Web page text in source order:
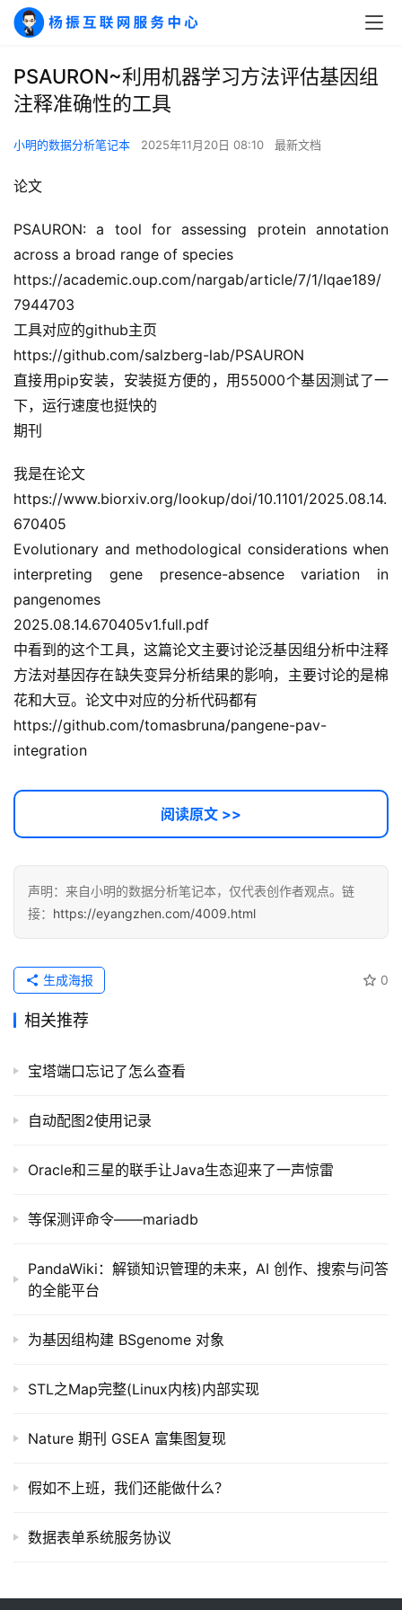
A
I
干
营
记
录
经
验
教
程
件
用
务
项
目
A
词
开
代
用
链
PSAURON~利用机器学习方法评估基因组
注释准确性的工具
小明的数据分析笔记本 2025年11月20日 08:10 最新文档
论文
PSAURON: a tool for assessing protein annotation
across a broad range of species
https://academic.oup.com/nargab/article/7/1/lqae189/
7944703
工具对应的github主页
https://github.com/salzberg-lab/PSAURON
直接用pip安装，安装挺方便的，用55000个基因测试了一
下，运行速度也挺快的
期刊
我是在论文
https://www.biorxiv.org/lookup/doi/10.1101/2025.08.14.
670405
Evolutionary and methodological considerations when
interpreting gene presence-absence variation in
pangenomes
2025.08.14.670405v1.full.pdf
中看到的这个工具，这篇论文主要讨论泛基因组分析中注释
方法对基因存在缺失变异分析结果的影响，主要讨论的是棉
花和大豆。论文中对应的分析代码都有
https://github.com/tomasbruna/pangene-pav-
integration
阅读原文 >>
声明：来自小明的数据分析笔记本，仅代表创作者观点。链
接： https://eyangzhen.com/4009.html
0
生成海报
相关推荐
宝塔端口忘记了怎么查看
自动配图2使用记录
Oracle和三星的联手让Java生态迎来了一声惊雷
等保测评命令——mariadb
PandaWiki：解锁知识管理的未来，AI 创作、搜索与问答
的全能平台
为基因组构建 BSgenome 对象
STL之Map完整(Linux内核)内部实现
Nature 期刊 GSEA 富集图复现
假如不上班，我们还能做什么？
数据表单系统服务协议